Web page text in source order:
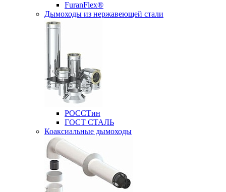
FuranFlex®
Дымоходы из нержавеющей стали
РОССТин
ГОСТ СТАЛЬ
Коаксиальные дымоходы